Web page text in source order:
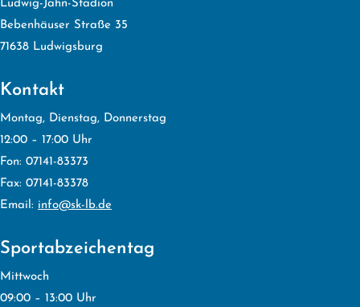
Ludwig-Jahn-Stadion
Bebenhäuser Straße 35
71638 Ludwigsburg
Kontakt
Montag, Dienstag, Donnerstag
12:00 – 17:00 Uhr
Fon: 07141-83373
Fax: 07141-83378
Email: info@sk-lb.de
Sportabzeichentag
Mittwoch
09:00 – 13:00 Uhr